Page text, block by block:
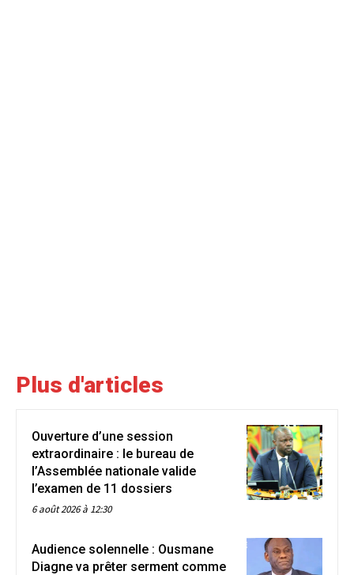
Plus d'articles
Ouverture d’une session
extraordinaire : le bureau de
l’Assemblée nationale valide
l’examen de 11 dossiers
6 août 2026 à 12:30
Audience solennelle : Ousmane
Diagne va prêter serment comme